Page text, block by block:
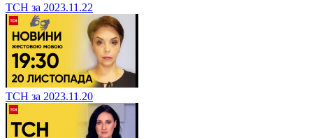
ТСН за 2023.11.22
ТСН за 2023.11.20